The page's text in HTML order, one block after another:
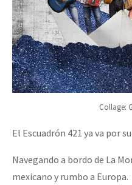
Collage:
El Escuadrón 421 ya va por
Navegando a bordo de La
mexicano y rumbo a Europa.